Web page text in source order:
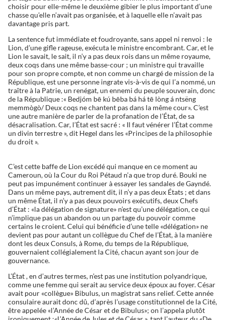
choisir pour elle-même le deuxième gibier le plus important d’une
chasse qu’elle n’avait pas organisée, et à laquelle elle n’avait pas
davantage pris part.
La sentence fut immédiate et foudroyante, sans appel ni renvoi : le
Lion, d’une gifle rageuse, exécuta le ministre encombrant. Car, et le
Lion le savait, le sait, il n’y a pas deux rois dans un même royaume,
deux coqs dans une même basse-cour ; un ministre qui travaille
pour son propre compte, et non comme un chargé de mission de la
République, est une personne ingrate vis-à-vis de qui l’a nommé, un
traître à la Patrie, un renégat, un ennemi du peuple souverain, donc
de la République :« Bedjóm bē kú bēba bá há tē lòng á ntsëng
memmògò/ Deux coqs ne chantent pas dans la même cour». C’est
une autre manière de parler de la profanation de l’État, de sa
désacralisation. Car, l’État est sacré : « Il faut vénérer l’État comme
un divin terrestre », dit Hegel dans les «Principes de la philosophie
du droit ».
C’est cette baffe de Lion excédé qui manque en ce moment au
Cameroun, où la Cour du Roi Pétaud n’a que trop duré. Bouki ne
peut pas impunément continuer à essayer les sandales de Gayndé.
Dans un même pays, autrement dit, il n’y a pas deux États ; et dans
un même État, il n’y a pas deux pouvoirs exécutifs, deux Chefs
d’État : «la délégation de signature» n’est qu’une délégation, ce qui
n’implique pas un abandon ou un partage du pouvoir comme
certains le croient. Celui qui bénéficie d’une telle «délégation» ne
devient pas pour autant un collègue du Chef de l’État, à la manière
dont les deux Consuls, à Rome, du temps de la République,
gouvernaient collégialement la Cité, chacun ayant son jour de
gouvernance.
L’État , en d’autres termes, n’est pas une institution polyandrique,
comme une femme qui serait au service deux époux au foyer. César
avait pour «collègue» Bibulus, un magistrat sans relief. Cette année
consulaire aurait donc dû, d’après l’usage constitutionnel de la Cité,
être appelée «l’Année de César et de Bibulus»; on l’appela plutôt